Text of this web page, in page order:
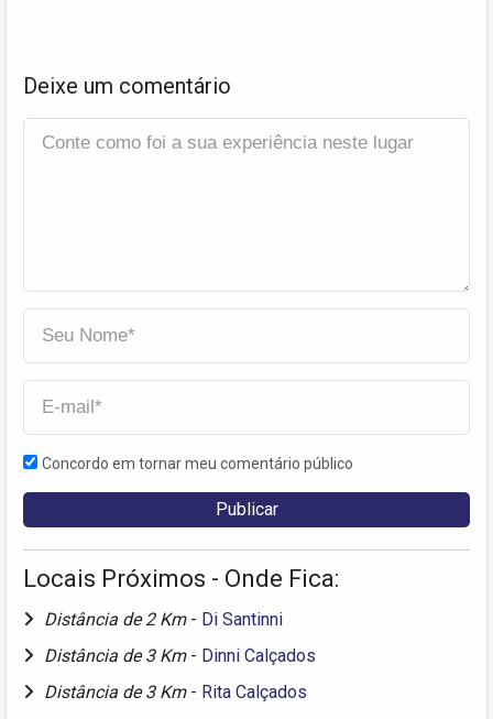
Deixe um comentário
Concordo em tornar meu comentário público
Locais Próximos - Onde Fica:
Distância de 2 Km - Di Santinni
Distância de 3 Km - Dinni Calçados
Distância de 3 Km - Rita Calçados